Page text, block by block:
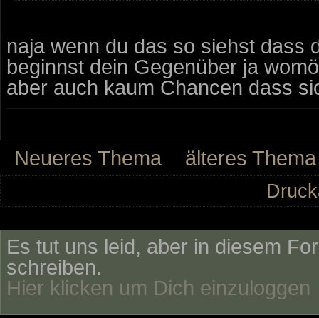
naja wenn du das so siehst dass
beginnst dein Gegenüber ja
aber auch kaum Chancen dass
Neueres Thema älteres Thema
Es tut uns leid, aber in diesem
schreiben.
Hier klicken um Dich einzuloggen